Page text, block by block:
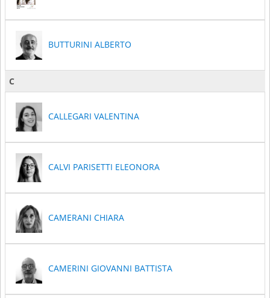
BUTTURINI ALBERTO
C
CALLEGARI VALENTINA
CALVI PARISETTI ELEONORA
CAMERANI CHIARA
CAMERINI GIOVANNI BATTISTA